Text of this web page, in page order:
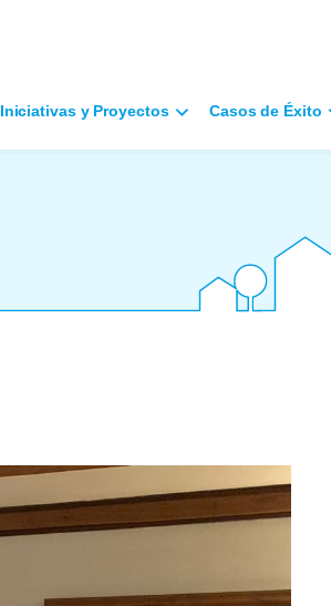
Iniciativas y Proyectos Casos de Éxito